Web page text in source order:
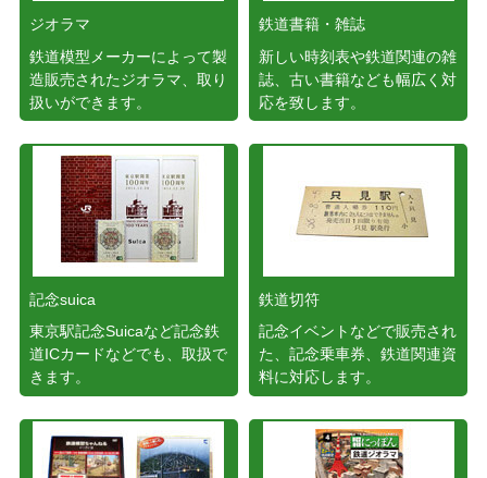
ジオラマ
鉄道模型メーカーによって製
造販売されたジオラマ、取り
扱いができます。
鉄道書籍・雑誌
新しい時刻表や鉄道関連の雑
誌、古い書籍なども幅広く対
応を致します。
記念suica
東京駅記念Suicaなど記念鉄
道ICカードなどでも、取扱で
きます。
鉄道切符
記念イベントなどで販売され
た、記念乗車券、鉄道関連資
料に対応します。